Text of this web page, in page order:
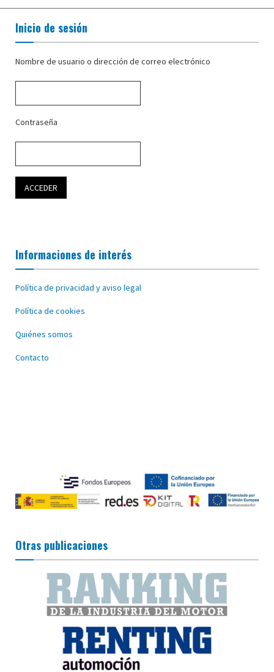
Inicio de sesión
Nombre de usuario o dirección de correo electrónico
Contraseña
Informaciones de interés
Política de privacidad y aviso legal
Política de cookies
Quiénes somos
Contacto
Otras publicaciones